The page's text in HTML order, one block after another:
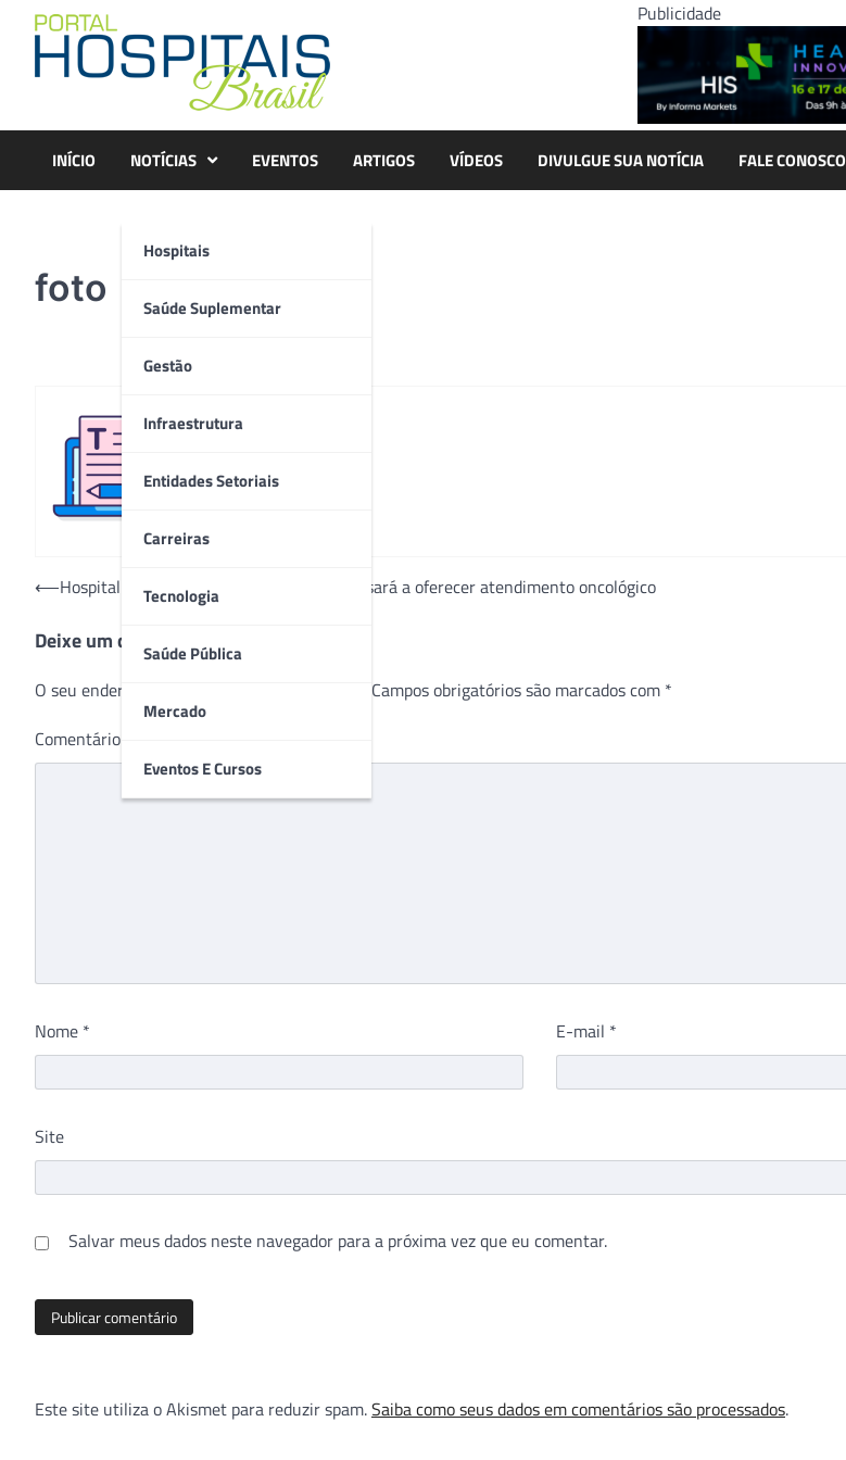
content
Publicidade
INÍCIO NOTÍCIAS
Hospitais
Saúde Suplementar
Gestão
Infraestrutura
Entidades Setoriais
Carreiras
Tecnologia
Saúde Pública
Mercado
Eventos E Cursos
EVENTOS ARTIGOS VÍDEOS DIVULGUE SUA NOTÍCIA FALE CONOSCO
foto
Navegação
Post
⟵Hospital Estadual de Franco da Rocha passará a oferecer atendimento oncológico
Deixe um comentário
O seu endereço de e-mail não será publicado. Campos obrigatórios são marcados com *
Comentário
Nome * E-mail *
Site
Salvar meus dados neste navegador para a próxima vez que eu comentar.
Este site utiliza o Akismet para reduzir spam.Saiba como seus dados em comentários são processados.